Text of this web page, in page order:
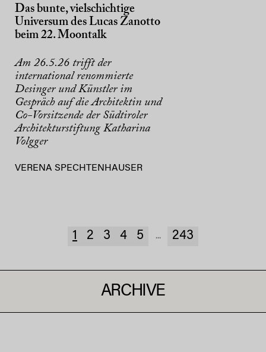
Das bunte, vielschichtige
Universum des Lucas Zanotto
beim 22. Moontalk
Am 26.5.26 trifft der
international renommierte
Desinger und Künstler im
Gespräch auf die Architektin und
Co-Vorsitzende der Südtiroler
Architekturstiftung Katharina
Volgger
VERENA SPECHTENHAUSER
1 2 3 4 5 ... 243
ARCHIVE